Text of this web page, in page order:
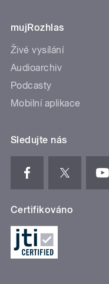
mujRozhlas
Živé vysílání
Audioarchiv
Podcasty
Mobilní aplikace
Sledujte nás
Certifikováno